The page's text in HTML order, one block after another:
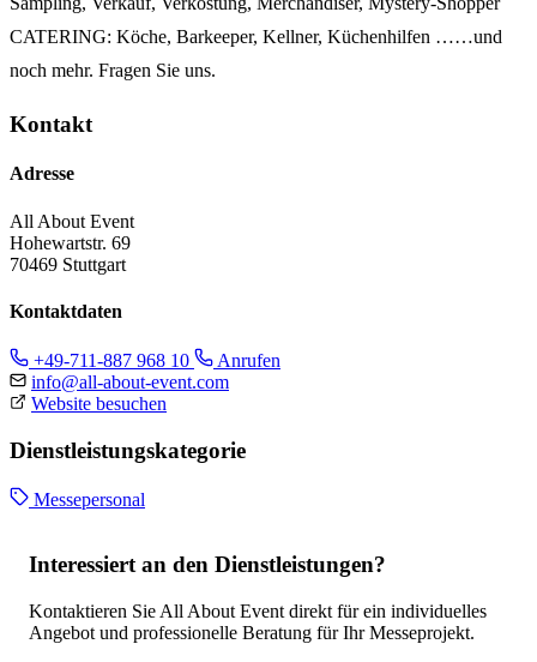
CATERING: Köche, Barkeeper, Kellner, Küchenhilfen ……und
noch mehr. Fragen Sie uns.
Kontakt
Adresse
All About Event
Hohewartstr. 69
70469 Stuttgart
Kontaktdaten
+49-711-887 968 10
Anrufen
info@all-about-event.com
Website besuchen
Dienstleistungskategorie
Messepersonal
Interessiert an den Dienstleistungen?
Kontaktieren Sie All About Event direkt für ein individuelles
Angebot und professionelle Beratung für Ihr Messeprojekt.